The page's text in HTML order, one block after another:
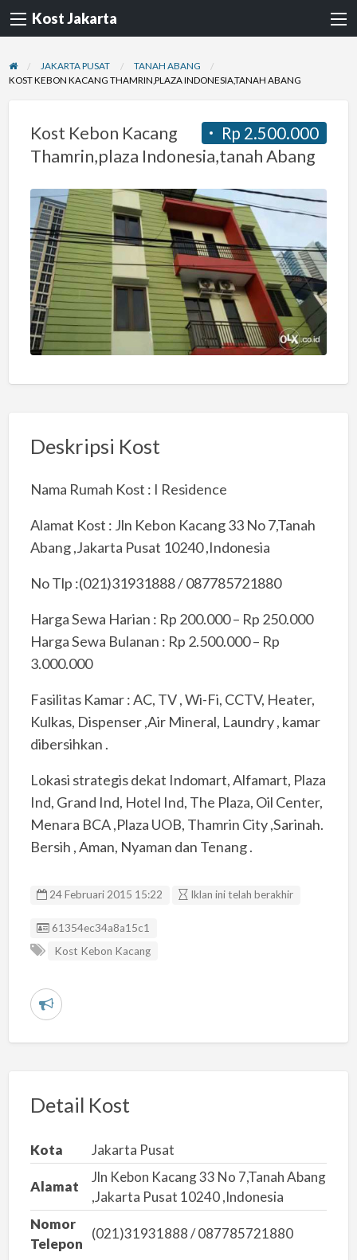
Kost Jakarta
JAKARTA PUSAT
TANAH ABANG
KOST KEBON KACANG THAMRIN,PLAZA INDONESIA,TANAH ABANG
Rp 2.500.000
Kost Kebon Kacang
Thamrin,plaza Indonesia,tanah Abang
Deskripsi Kost
Nama Rumah Kost : I Residence
Alamat Kost : Jln Kebon Kacang 33 No 7,Tanah
Abang ,Jakarta Pusat 10240 ,Indonesia
No Tlp :(021)31931888 / 087785721880
Harga Sewa Harian : Rp 200.000 – Rp 250.000
Harga Sewa Bulanan : Rp 2.500.000 – Rp
3.000.000
Fasilitas Kamar : AC, TV , Wi-Fi, CCTV, Heater,
Kulkas, Dispenser ,Air Mineral, Laundry , kamar
dibersihkan .
Lokasi strategis dekat Indomart, Alfamart, Plaza
Ind, Grand Ind, Hotel Ind, The Plaza, Oil Center,
Menara BCA ,Plaza UOB, Thamrin City ,Sarinah.
Bersih , Aman, Nyaman dan Tenang .
24 Februari 2015 15:22 Iklan ini telah berakhir
Listing ID
61354ec34a8a15c1
Kost Kebon Kacang
L
r
a
n
m
a
s
a
Detail Kost
Kota Jakarta Pusat
Alamat
Jln Kebon Kacang 33 No 7,Tanah Abang
,Jakarta Pusat 10240 ,Indonesia
Nomor
Telepon
(021)31931888 / 087785721880